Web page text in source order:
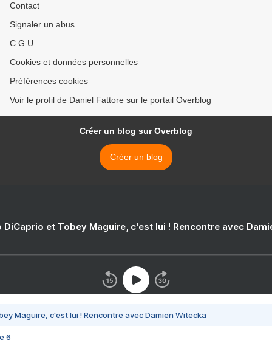
Contact
Signaler un abus
C.G.U.
Cookies et données personnelles
Préférences cookies
Voir le profil de Daniel Fattore sur le portail Overblog
Créer un blog sur Overblog
Créer un blog
DiCaprio et Tobey Maguire, c'est lui ! Rencontre avec
Maguire, c'est lui ! Rencontre avec Damien Witecka
6